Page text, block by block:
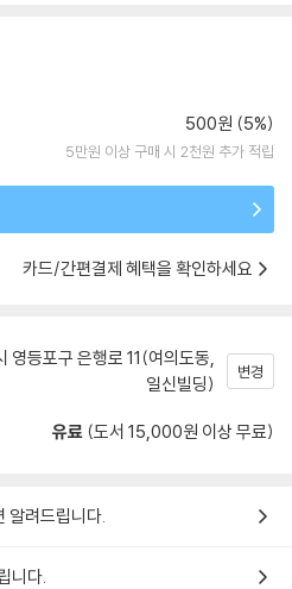
500원 (5%)
5만원 이상 구매 시 2천원 추가 적립
카드/간편결제 혜택을 확인하세요
영등포구 은행로 11(여의도동,
일신빌딩)
변경
유료 (도서 15,000원 이상 무료)
알려드립니다.
니다.